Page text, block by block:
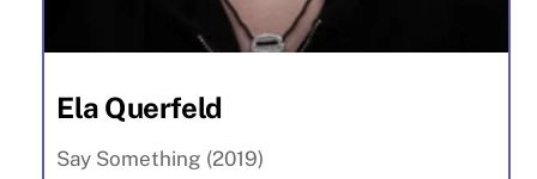
Ela Querfeld
Say Something (2019)